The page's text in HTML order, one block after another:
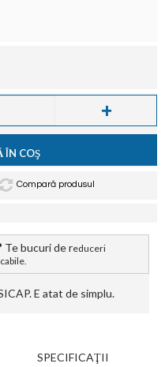
+
ÎN COŞ
Compară produsul
Te bucuri de reduceri
E atat de simplu.
SPECIFICAŢII